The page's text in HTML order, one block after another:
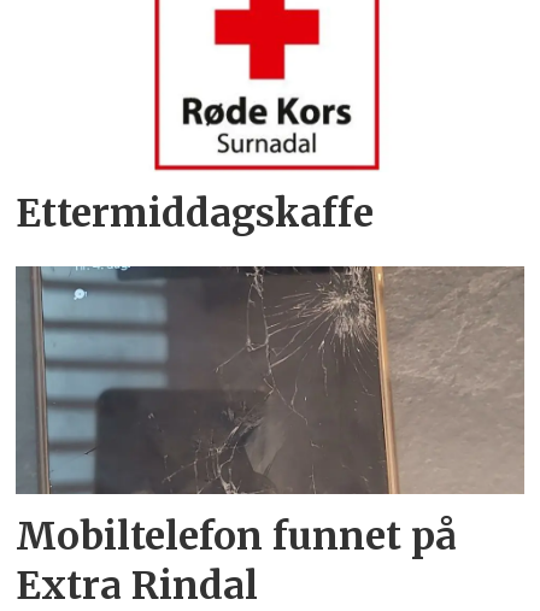
Ettermiddagskaffe
Mobiltelefon funnet på
Extra Rindal